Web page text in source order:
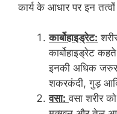
कार्य के आधार पर इन तत्वों
कार्बोहाइड्रेट:
कार्बोहाइड्रेट
इनकी अधिक
शकरकंदी, गुड़
वसा: वसा शरीर